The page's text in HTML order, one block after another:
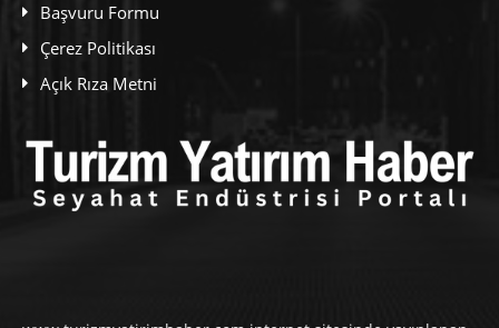
Başvuru Formu
Çerez Politikası
Açık Rıza Metni